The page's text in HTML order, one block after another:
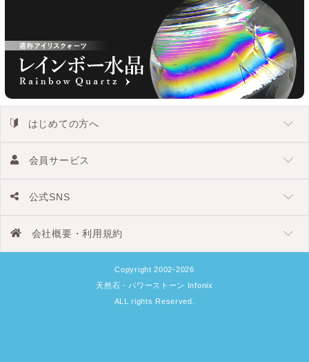
はじめての方へ
会員サービス
公式SNS
会社概要・利用規約
Copyright 2002-2026
天然石・パワーストーン Infonix
ALL rights Reserved.